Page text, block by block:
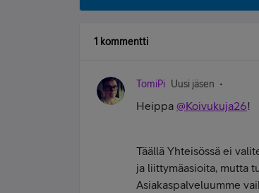
1 kommentti
TomiPi Uusi jäsen
Heippa @Koivukuja26!
Täällä Yhteisössä ei
ja liittymäasioita, mutta
Asiakaspalveluumme